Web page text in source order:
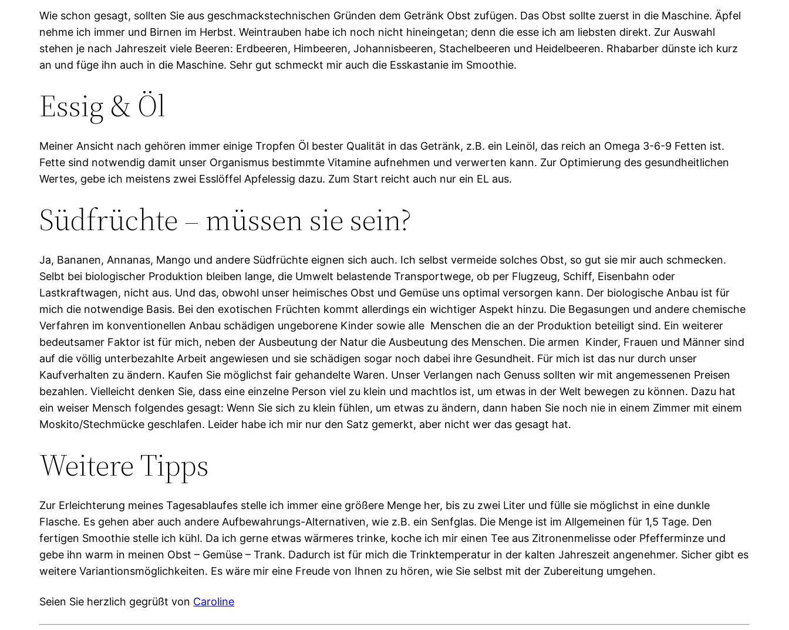
Wie schon gesagt, sollten Sie aus geschmackstechnischen Gründen dem Getränk Obst zufügen. Das Obst sollte zuerst in die Maschine. Äpfel
nehme ich immer und Birnen im Herbst. Weintrauben habe ich noch nicht hineingetan; denn die esse ich am liebsten direkt. Zur Auswahl
stehen je nach Jahreszeit viele Beeren: Erdbeeren, Himbeeren, Johannisbeeren, Stachelbeeren und Heidelbeeren. Rhabarber dünste ich kurz
an und füge ihn auch in die Maschine. Sehr gut schmeckt mir auch die Esskastanie im Smoothie.
Essig & Öl
Meiner Ansicht nach gehören immer einige Tropfen Öl bester Qualität in das Getränk, z.B. ein Leinöl, das reich an Omega 3-6-9 Fetten ist.
Fette sind notwendig damit unser Organismus bestimmte Vitamine aufnehmen und verwerten kann. Zur Optimierung des gesundheitlichen
Wertes, gebe ich meistens zwei Esslöffel Apfelessig dazu. Zum Start reicht auch nur ein EL aus.
Südfrüchte – müssen sie sein?
Ja, Bananen, Annanas, Mango und andere Südfrüchte eignen sich auch. Ich selbst vermeide solches Obst, so gut sie mir auch schmecken.
Selbt bei biologischer Produktion bleiben lange, die Umwelt belastende Transportwege, ob per Flugzeug, Schiff, Eisenbahn oder
Lastkraftwagen, nicht aus. Und das, obwohl unser heimisches Obst und Gemüse uns optimal versorgen kann. Der biologische Anbau ist für
mich die notwendige Basis. Bei den exotischen Früchten kommt allerdings ein wichtiger Aspekt hinzu. Die Begasungen und andere chemische
Verfahren im konventionellen Anbau schädigen ungeborene Kinder sowie alle Menschen die an der Produktion beteiligt sind. Ein weiterer
bedeutsamer Faktor ist für mich, neben der Ausbeutung der Natur die Ausbeutung des Menschen. Die armen Kinder, Frauen und Männer sind
auf die völlig unterbezahlte Arbeit angewiesen und sie schädigen sogar noch dabei ihre Gesundheit. Für mich ist das nur durch unser
Kaufverhalten zu ändern. Kaufen Sie möglichst fair gehandelte Waren. Unser Verlangen nach Genuss sollten wir mit angemessenen Preisen
bezahlen. Vielleicht denken Sie, dass eine einzelne Person viel zu klein und machtlos ist, um etwas in der Welt bewegen zu können. Dazu hat
ein weiser Mensch folgendes gesagt: Wenn Sie sich zu klein fühlen, um etwas zu ändern, dann haben Sie noch nie in einem Zimmer mit einem
Moskito/Stechmücke geschlafen. Leider habe ich mir nur den Satz gemerkt, aber nicht wer das gesagt hat.
Weitere Tipps
Zur Erleichterung meines Tagesablaufes stelle ich immer eine größere Menge her, bis zu zwei Liter und fülle sie möglichst in eine dunkle
Flasche. Es gehen aber auch andere Aufbewahrungs-Alternativen, wie z.B. ein Senfglas. Die Menge ist im Allgemeinen für 1,5 Tage. Den
fertigen Smoothie stelle ich kühl. Da ich gerne etwas wärmeres trinke, koche ich mir einen Tee aus Zitronenmelisse oder Pfefferminze und
gebe ihn warm in meinen Obst – Gemüse – Trank. Dadurch ist für mich die Trinktemperatur in der kalten Jahreszeit angenehmer. Sicher gibt es
weitere Variantionsmöglichkeiten. Es wäre mir eine Freude von Ihnen zu hören, wie Sie selbst mit der Zubereitung umgehen.
Seien Sie herzlich gegrüßt von Caroline